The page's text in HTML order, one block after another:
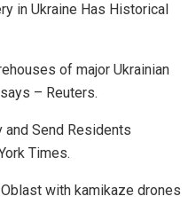
in Ukraine Has Historical
of major Ukrainian
– Reuters.
and Send Residents
Times.
with kamikaze drones